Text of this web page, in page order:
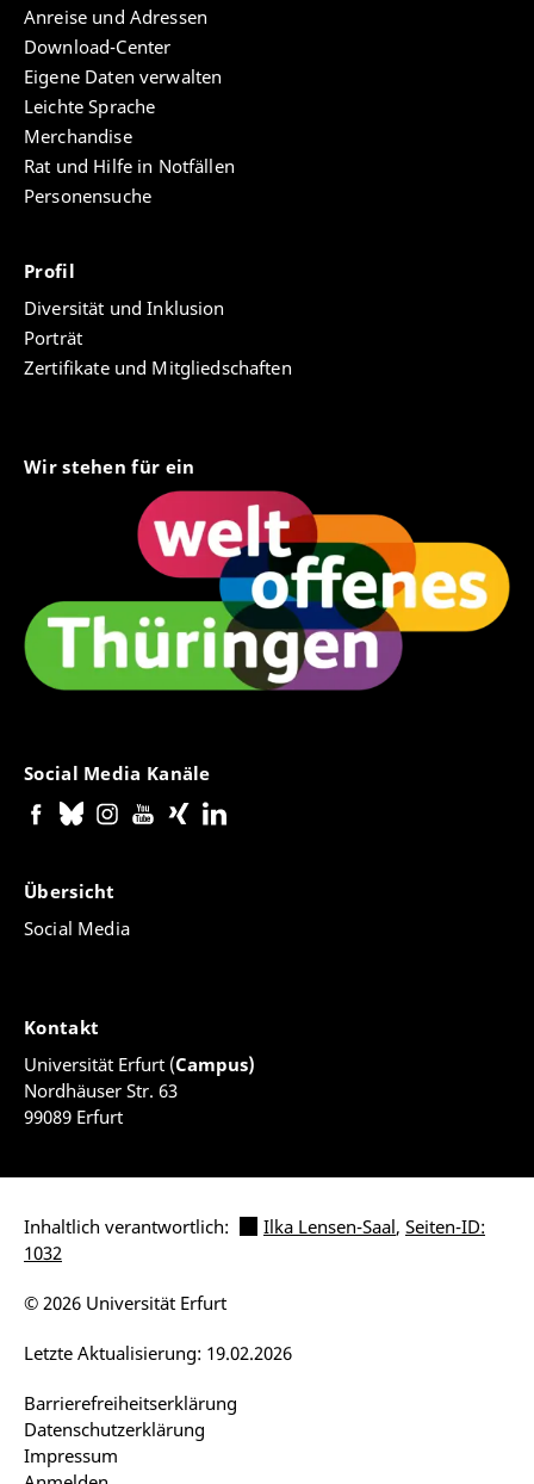
Anreise und Adressen
Download-Center
Eigene Daten verwalten
Leichte Sprache
Merchandise
Rat und Hilfe in Notfällen
Personensuche
Profil
Diversität und Inklusion
Porträt
Zertifikate und Mitgliedschaften
Wir stehen für ein
Social Media Kanäle
Übersicht
Social Media
Kontakt
Universität Erfurt (Campus)
Nordhäuser Str. 63
99089 Erfurt
Inhaltlich verantwortlich: Ilka Lensen-Saal, Seiten-ID:
1032
Barrierefreiheitserklärung
Datenschutzerklärung
Impressum
Letzte Aktualisierung: 19.02.2026
© 2026 Universität Erfurt